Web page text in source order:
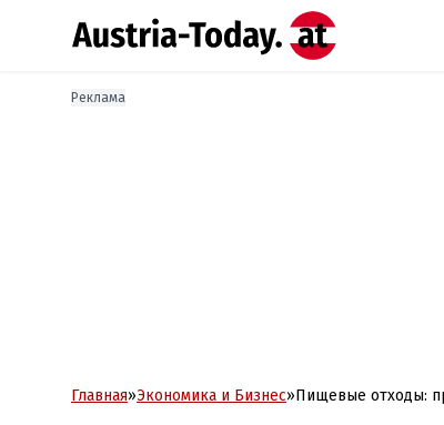
Реклама
Главная»Экономика и Бизнес»Пищевые отходы: